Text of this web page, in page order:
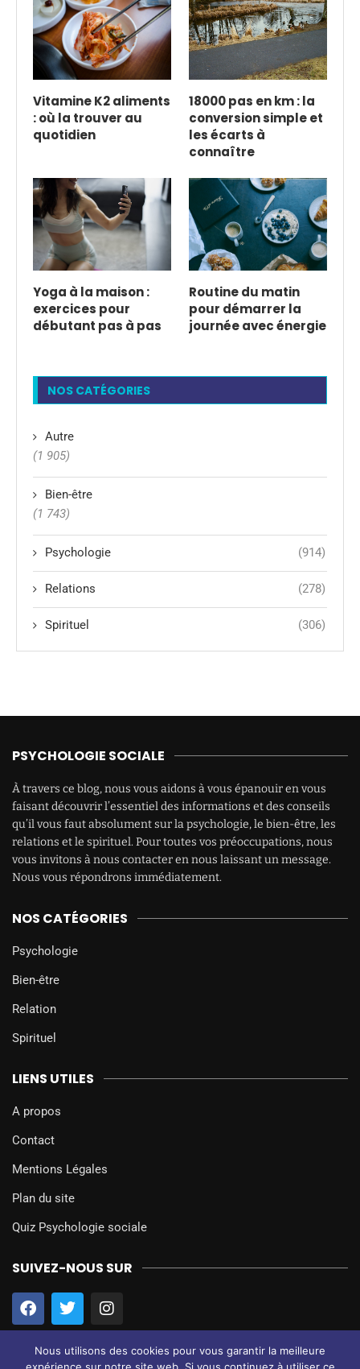
Vitamine K2 aliments
: où la trouver au
quotidien
18000 pas en km : la
conversion simple et
les écarts à
connaître
Yoga à la maison :
exercices pour
débutant pas à pas
Routine du matin
pour démarrer la
journée avec énergie
NOS CATÉGORIES
Autre
(1 905)
Bien-être
(1 743)
Psychologie (914)
Relations (278)
Spirituel (306)
PSYCHOLOGIE SOCIALE
À travers ce blog, nous vous aidons à vous épanouir en vous
faisant découvrir l’essentiel des informations et des conseils
qu’il vous faut absolument sur la psychologie, le bien-être, les
relations et le spirituel. Pour toutes vos préoccupations, nous
vous invitons à nous contacter en nous laissant un message.
Nous vous répondrons immédiatement.
NOS CATÉGORIES
Psychologie
Bien-être
Relation
Spirituel
LIENS UTILES
A propos
Contact
Mentions Légales
Plan du site
Quiz Psychologie sociale
SUIVEZ-NOUS SUR
Nous utilisons des cookies pour vous garantir la meilleure